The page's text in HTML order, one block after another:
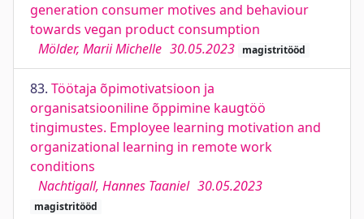
generation consumer motives and behaviour
towards vegan product consumption
Mölder, Marii Michelle 30.05.2023 magistritööd
83. Töötaja õpimotivatsioon ja
organisatsiooniline õppimine kaugtöö
tingimustes. Employee learning motivation and
organizational learning in remote work
conditions
Nachtigall, Hannes Taaniel 30.05.2023
magistritööd